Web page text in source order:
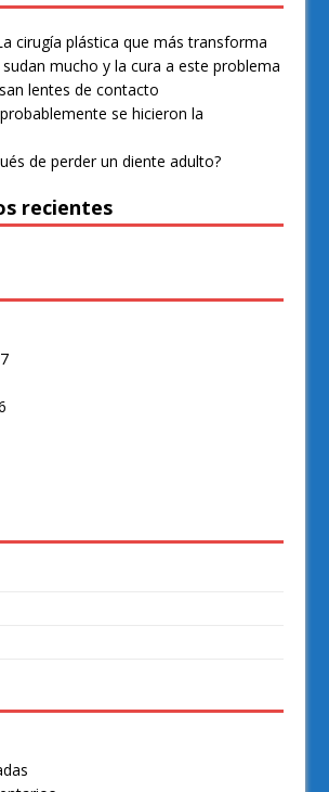
cirugía plástica que más transforma
mucho y la cura a este problema
lentes de contacto
se hicieron la
de perder un diente adulto?
recientes